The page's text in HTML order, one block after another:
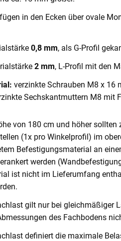
in den Ecken über ovale
0,8 mm, als G-Profil
2 mm, L-Profil mit den
verzinkte Schrauben M8 x 16
Sechskantmuttern M8 mit
von 180 cm und höher sollten
(1x pro Winkelprofil) im
Befestigungsmaterial an
werden
ist nicht im Lieferumfang
gilt nur bei gleichmäßiger
des Fachbodens
definiert die maximale